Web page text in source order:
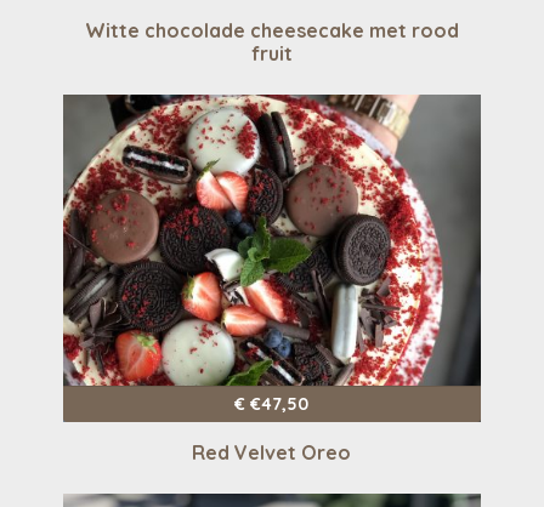
Witte chocolade cheesecake met rood
fruit
€€47,50
Red Velvet Oreo